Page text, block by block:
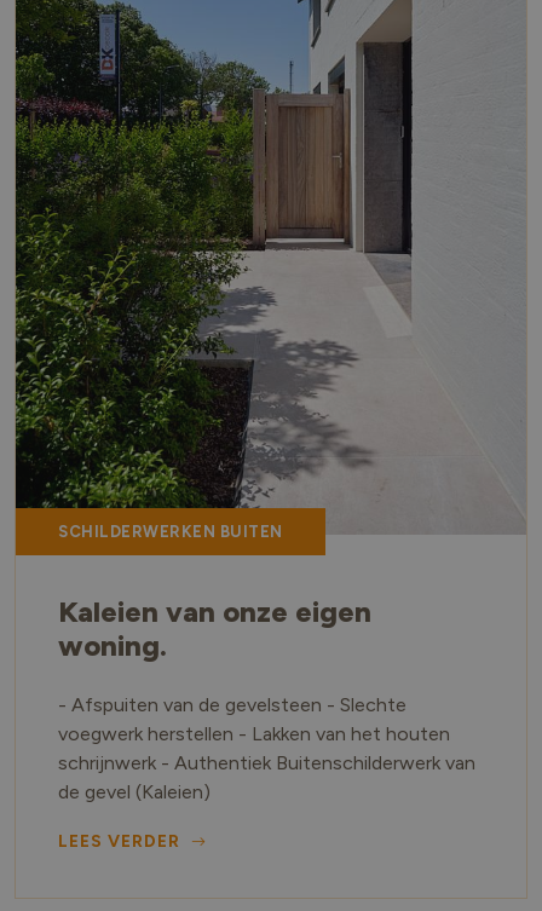
SCHILDERWERKEN BUITEN
Kaleien van onze eigen
woning.
- Afspuiten van de gevelsteen - Slechte
voegwerk herstellen - Lakken van het houten
schrijnwerk - Authentiek Buitenschilderwerk van
de gevel (Kaleien)
LEES VERDER